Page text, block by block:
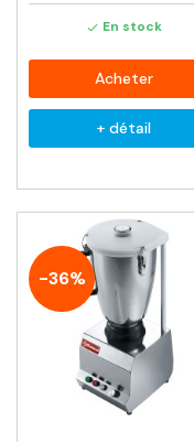
 En stock
Acheter
+ détail
-36%